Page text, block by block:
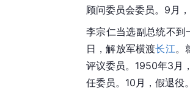
顾问委员会委员。9月
李宗仁当选副总统不
日，解放军横渡长江。
评议委员。1950年3月
任委员。10月，假退役